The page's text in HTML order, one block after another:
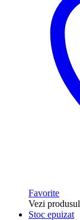
Favorite
Vezi produsul
Stoc epuizat